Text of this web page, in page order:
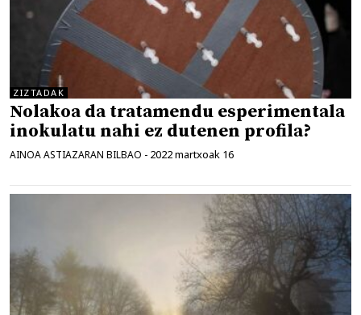
ZIZTADAK
Nolakoa da tratamendu esperimentala
inokulatu nahi ez dutenen profila?
AINOA ASTIAZARAN BILBAO - 2022 martxoak 16